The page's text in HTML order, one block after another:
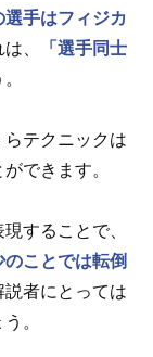
選手はフィジカ
、
「選手同士
テクニックは
できます。
現することで、
のことでは転倒
者にとっては
。